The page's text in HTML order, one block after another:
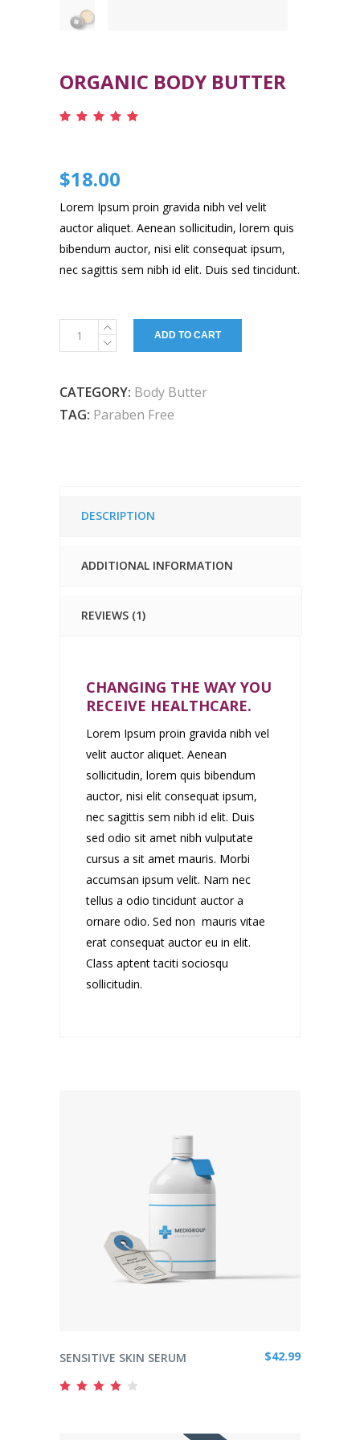
ORGANIC BODY BUTTER
on
customer
$18.00
Lorem Ipsum proin gravida nibh vel velit
auctor aliquet. Aenean sollicitudin, lorem quis
bibendum auctor, nisi elit consequat ipsum,
nec sagittis sem nibh id elit. Duis sed tincidunt.
Body
quantity
ADD TO CART
CATEGORY: Body Butter
TAG: Paraben Free
DESCRIPTION
ADDITIONAL INFORMATION
REVIEWS (1)
CHANGING THE WAY YOU
RECEIVE HEALTHCARE.
Lorem Ipsum proin gravida nibh vel
velit auctor aliquet. Aenean
sollicitudin, lorem quis bibendum
auctor, nisi elit consequat ipsum,
nec sagittis sem nibh id elit. Duis
sed odio sit amet nibh vulputate
cursus a sit amet mauris. Morbi
accumsan ipsum velit. Nam nec
tellus a odio tincidunt auctor a
ornare odio. Sed non mauris vitae
erat consequat auctor eu in elit.
Class aptent taciti sociosqu
sollicitudin.
ADD TO CART
SENSITIVE SKIN SERUM $42.99